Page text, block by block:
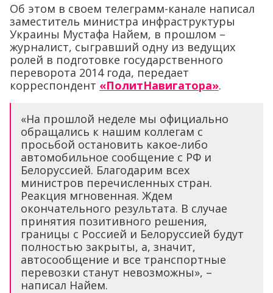
Об этом в своем телеграмм-канале написал
заместитель министра инфраструктуры
Украины Мустафа Найем, в прошлом –
журналист, сыгравший одну из ведущих
ролей в подготовке государственного
переворота 2014 года, передает
корреспондент «ПолитНавигатора».
«На прошлой неделе мы официально
обращались к нашим коллегам с
просьбой остановить какое-либо
автомобильное сообщение с РФ и
Белоруссией. Благодарим всех
министров перечисленных стран.
Реакция мгновенная. Ждем
окончательного результата. В случае
принятия позитивного решения,
границы с Россией и Белоруссией будут
полностью закрыты, а, значит,
автосообщение и все транспортные
перевозки станут невозможны», –
написал Найем.